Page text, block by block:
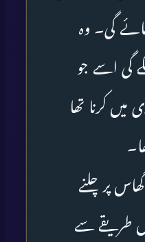
گی۔ وہ
گی اسے جو
میں کرنا تھا
پر چلنے
طریقے سے